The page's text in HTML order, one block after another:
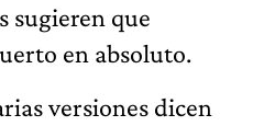
sugieren que
en absoluto.
versiones dicen